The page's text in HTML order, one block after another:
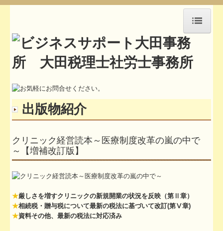
HOME
アクセス
セミナー紹介
事務所通信
お問合せ
所長挨拶
職員紹介
執筆活動や講演記録
出版物紹介
クリニック経営読本～医療制度改革の嵐の中で
～【増補改訂版】
★厳しさを増すクリニックの新規開業の状況を反映（第Ⅱ章）
★相続税・贈与税について最新の税法に基づいて改訂(第Ⅴ章)
★資料その他、最新の税法に対応済み